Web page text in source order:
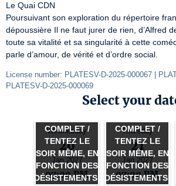
Le Quai CDN
Poursuivant son exploration du répertoire
dépoussière Il ne faut jurer de rien, d’Alfred
toute sa vitalité et sa singularité à cette
parle d’amour, de vérité et d’ordre social.
License number: PLATESV-D-2025-000067 |
PLATESV-D-2025-000069
Select your
Wednesday
20
Jan 2027
07:00 PM
COMPLET /
TENTEZ LE
SOIR MÊME, EN
FONCTION DES
DÉSISTEMENTS.
Thursday
21
Jan 2027
07:00 PM
COMPLET /
TENTEZ LE
SOIR MÊME, EN
FONCTION DES
DÉSISTEMENTS.